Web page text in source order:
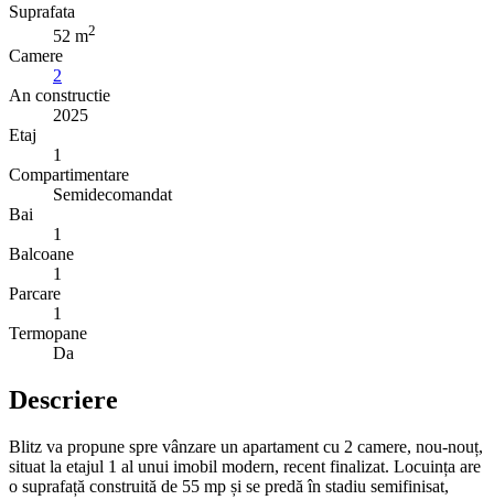
Suprafata
52 m2
Camere
2
An constructie
2025
Etaj
1
Compartimentare
Semidecomandat
Bai
1
Balcoane
1
Parcare
1
Termopane
Da
Descriere
Blitz va propune spre vânzare un apartament cu 2 camere, nou-nouț,
situat la etajul 1 al unui imobil modern, recent finalizat. Locuința are
o suprafață construită de 55 mp și se predă în stadiu semifinisat,